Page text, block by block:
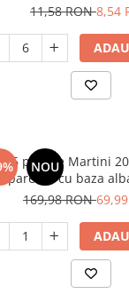
11,58 RON8,54
NOU
6 pahare Martini
cu baza
cocktailuri, elegante,
169,98 RON